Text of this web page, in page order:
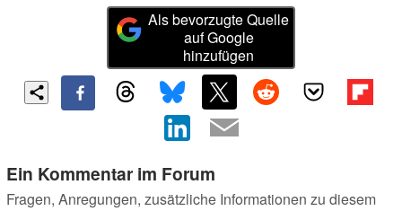
Als bevorzugte Quelle
auf Google
hinzufügen
Ein Kommentar im Forum
Fragen, Anregungen, zusätzliche Informationen zu diesem